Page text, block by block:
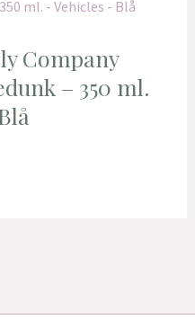
Company
– 350 ml.